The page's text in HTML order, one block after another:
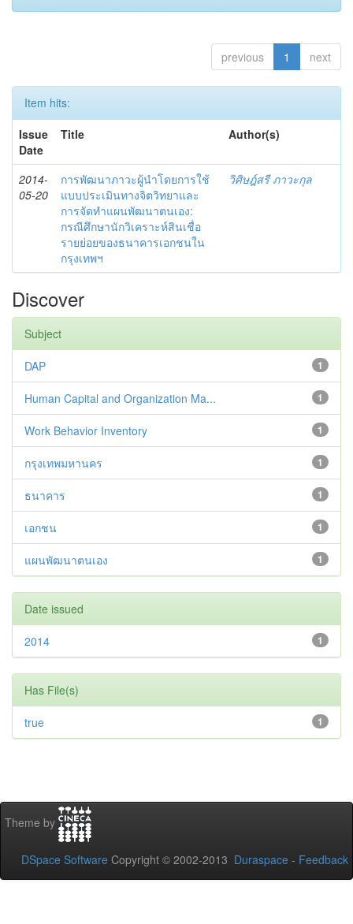
previous 1 next
Item hits:
Issue
Date
Title Author(s)
2014-
05-20
การพัฒนาภาวะผู้นำโดยการใช้
แบบประเมินทางจิตวิทยาและ
การจัดทำแผนพัฒนาตนเอง:
กรณีศึกษานักวิเคราะห์สินเชื่อ
รายย่อยของธนาคารเอกชนใน
กรุงเทพฯ
วิศิษฎ์สรี ภาวะกุล
Discover
Subject
1
DAP
1
Human Capital and Organization Ma...
1
Work Behavior Inventory
1
กรุงเทพมหานคร
1
ธนาคาร
1
เอกชน
1
แผนพัฒนาตนเอง
Date issued
1
2014
Has File(s)
1
true
Theme by
DSpace Software Copyright © 2002-2013 Duraspace - Feedback